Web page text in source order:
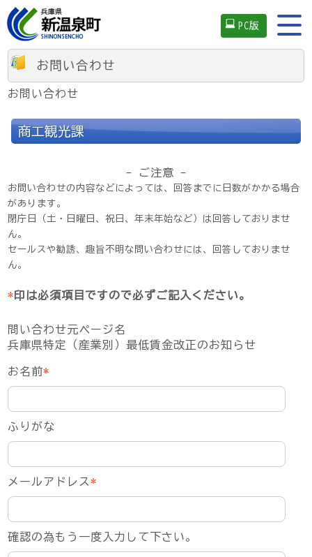
PC版
お問い合わせ
お問い合わせ
商工観光課
- ご注意 -
お問い合わせの内容などによっては、回答までに日数がかかる場合
があります。
閉庁日（土・日曜日、祝日、年末年始など）は回答しておりませ
ん。
セールスや勧誘、趣旨不明な問い合わせには、回答しておりませ
ん。
*印は必須項目ですので必ずご記入ください。
問い合わせ元ページ名
兵庫県特定（産業別）最低賃金改正のお知らせ
お名前*
ふりがな
メールアドレス*
確認の為もう一度入力して下さい。